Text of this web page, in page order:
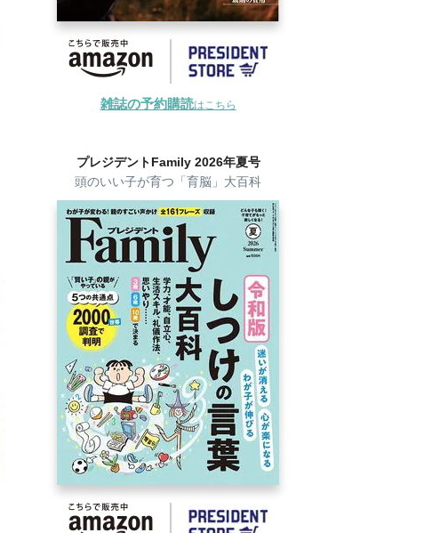
雑誌の予約購読はこちら
プレジデントFamily 2026年夏号
頭のいい子が育つ「育脳」大百科